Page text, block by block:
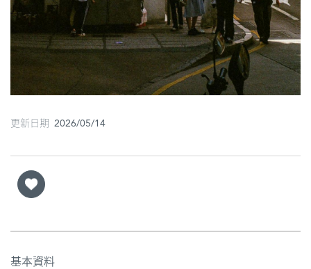
市
更新日期 2026/05/14
基本資料